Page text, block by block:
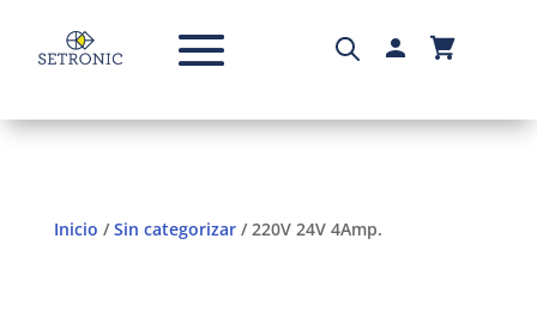
Inicio /Sin categorizar/ 220V 24V 4Amp.